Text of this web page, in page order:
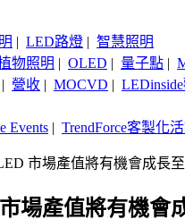
| LED路燈 | 智慧照明
物照明 | OLED | 量子點 |
| 營收 | MOCVD |
Events | TrendForce客製化
市場產值將有機會成長
場產值將有機會